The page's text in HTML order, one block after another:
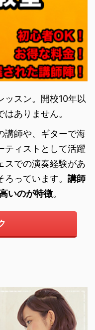
ッスン。開校10年以
ありません。
講師や、ギターで海
ティストとして活躍
スでの演奏経験があ
っています。 講師
いのが特徴。